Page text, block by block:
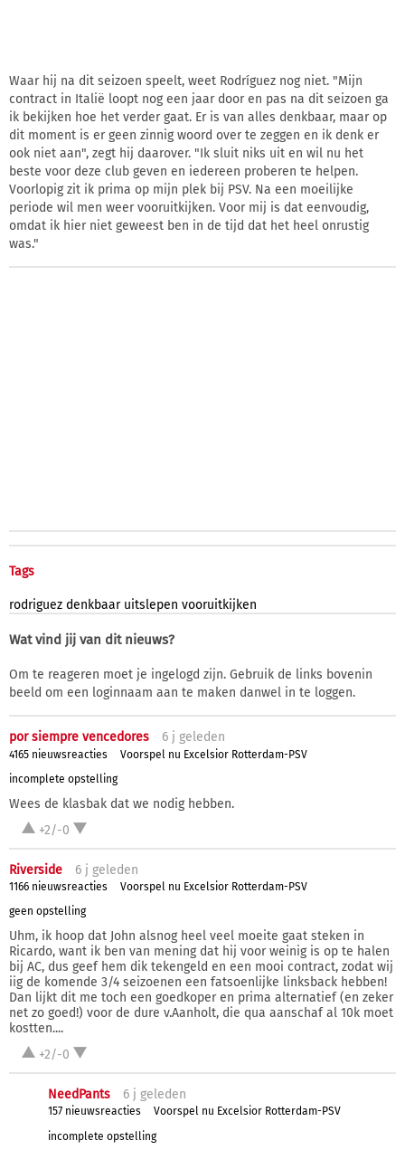
Waar hij na dit seizoen speelt, weet Rodríguez nog niet. "Mijn
contract in Italië loopt nog een jaar door en pas na dit seizoen ga
ik bekijken hoe het verder gaat. Er is van alles denkbaar, maar op
dit moment is er geen zinnig woord over te zeggen en ik denk er
ook niet aan", zegt hij daarover. "Ik sluit niks uit en wil nu het
beste voor deze club geven en iedereen proberen te helpen.
Voorlopig zit ik prima op mijn plek bij PSV. Na een moeilijke
periode wil men weer vooruitkijken. Voor mij is dat eenvoudig,
omdat ik hier niet geweest ben in de tijd dat het heel onrustig
was."
Tags
rodriguez denkbaar uitslepen vooruitkijken
Wat vind jij van dit nieuws?
Om te reageren moet je ingelogd zijn. Gebruik de links bovenin
beeld om een loginnaam aan te maken danwel in te loggen.
por siempre vencedores 6 j geleden
4165 nieuwsreacties
Voorspel nu Excelsior Rotterdam-PSV
incomplete opstelling
Wees de klasbak dat we nodig hebben.
+2/-0
Riverside 6 j geleden
1166 nieuwsreacties
Voorspel nu Excelsior Rotterdam-PSV
geen opstelling
Uhm, ik hoop dat John alsnog heel veel moeite gaat steken in
Ricardo, want ik ben van mening dat hij voor weinig is op te halen
bij AC, dus geef hem dik tekengeld en een mooi contract, zodat wij
iig de komende 3/4 seizoenen een fatsoenlijke linksback hebben!
Dan lijkt dit me toch een goedkoper en prima alternatief (en zeker
net zo goed!) voor de dure v.Aanholt, die qua aanschaf al 10k moet
kostten....
+2/-0
NeedPants 6 j geleden
157 nieuwsreacties
Voorspel nu Excelsior Rotterdam-PSV
incomplete opstelling